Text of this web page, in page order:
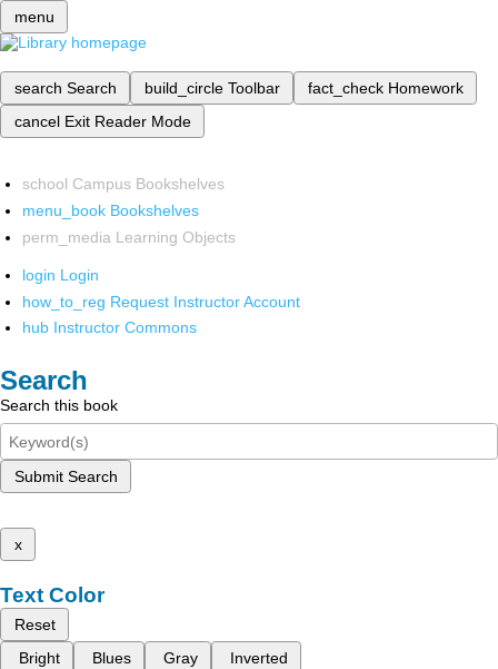
menu
search Search build_circle Toolbar fact_check Homework
cancel Exit Reader Mode
school Campus Bookshelves
menu_book Bookshelves
perm_media Learning Objects
login Login
how_to_reg Request Instructor Account
hub Instructor Commons
Search
Search this book
Submit Search
x
Text Color
Reset
Bright
Blues Gray Inverted